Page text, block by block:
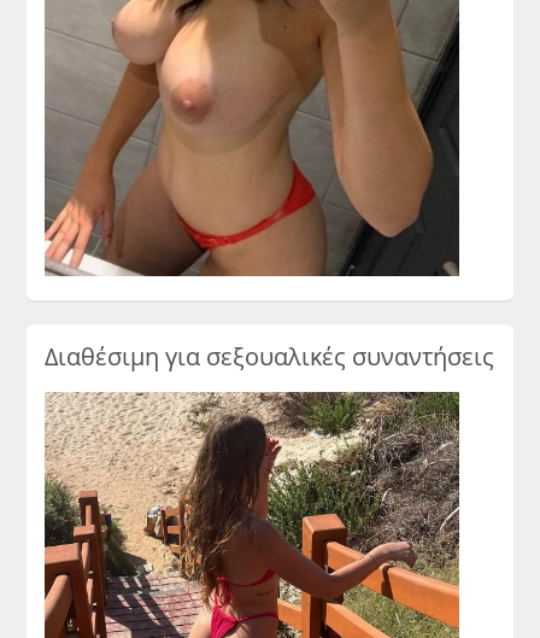
Διαθέσιμη για σεξουαλικές συναντήσεις